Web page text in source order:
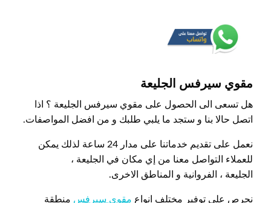
مقوي سيرفس الجليعة
هل تسعى الى الحصول على مقوي سيرفس الجليعة ؟ اذا
اتصل حالا بنا و ستجد ما يلبي طلبك و من افضل المواصفات.
نعمل على تقديم خدماتنا على مدار 24 ساعة لذلك يمكن
للعملاء التواصل معنا من إي مكان في الجليعة ،
الجليعة ، الفروانية و المناطق الاخرى.
نحرص على توفير مختلف انواع مقوي سيرفس منطقة